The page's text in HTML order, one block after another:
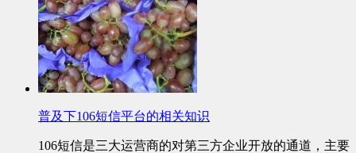
普及下106短信平台的相关知识
106短信是三大运营商的对第三方企业开放的通道，主要